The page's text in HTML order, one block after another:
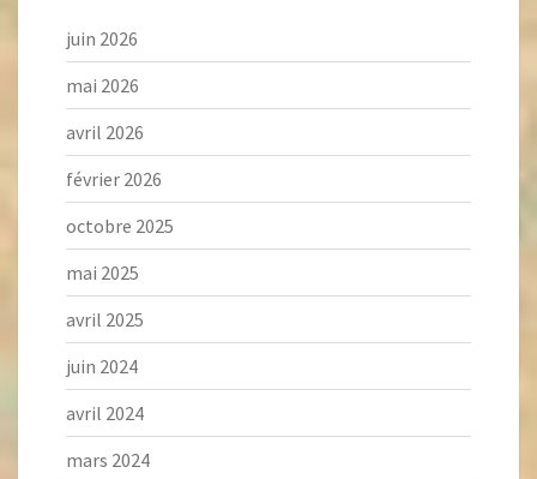
juin 2026
mai 2026
avril 2026
février 2026
octobre 2025
mai 2025
avril 2025
juin 2024
avril 2024
mars 2024